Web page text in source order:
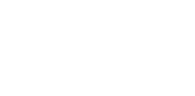
on all last year's products